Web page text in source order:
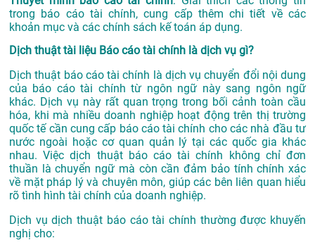
trong báo cáo tài chính, cung cấp thêm chi tiết về các
khoản mục và các chính sách kế toán áp dụng.
Dịch thuật tài liệu Báo cáo tài chính là dịch vụ gì?
Dịch thuật báo cáo tài chính là dịch vụ chuyển đổi nội dung
của báo cáo tài chính từ ngôn ngữ này sang ngôn ngữ
khác. Dịch vụ này rất quan trọng trong bối cảnh toàn cầu
hóa, khi mà nhiều doanh nghiệp hoạt động trên thị trường
quốc tế cần cung cấp báo cáo tài chính cho các nhà đầu tư
nước ngoài hoặc cơ quan quản lý tại các quốc gia khác
nhau. Việc dịch thuật báo cáo tài chính không chỉ đơn
thuần là chuyển ngữ mà còn cần đảm bảo tính chính xác
về mặt pháp lý và chuyên môn, giúp các bên liên quan hiểu
rõ tình hình tài chính của doanh nghiệp.
Dịch vụ dịch thuật báo cáo tài chính thường được khuyến
nghị cho: